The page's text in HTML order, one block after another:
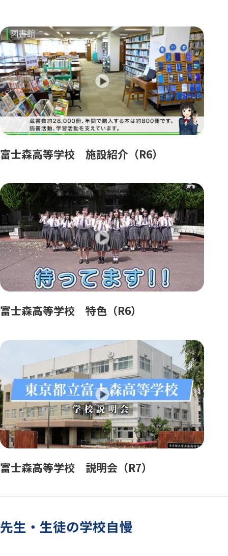
富士森高等学校 施設紹介（R6）
富士森高等学校 特色（R6）
富士森高等学校 説明会（R7）
先生・生徒の学校自慢